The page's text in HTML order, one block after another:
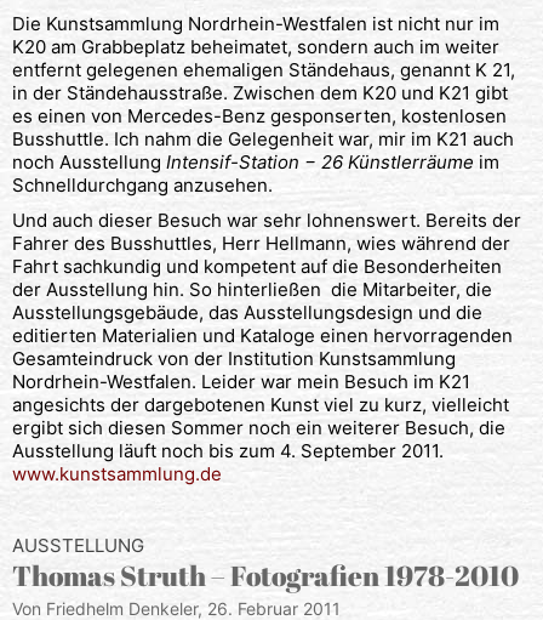
Die Kunstsammlung Nordrhein-Westfalen ist nicht nur im
K20 am Grabbeplatz beheimatet, sondern auch im weiter
entfernt gelegenen ehemaligen Ständehaus, genannt K 21,
in der Ständehausstraße. Zwischen dem K20 und K21 gibt
es einen von Mercedes-Benz gesponserten, kostenlosen
Busshuttle. Ich nahm die Gelegenheit war, mir im K21 auch
noch Ausstellung Intensif-Station − 26 Künstlerräume im
Schnelldurchgang anzusehen.
Und auch dieser Besuch war sehr lohnenswert. Bereits der
Fahrer des Busshuttles, Herr Hellmann, wies während der
Fahrt sachkundig und kompetent auf die Besonderheiten
der Ausstellung hin. So hinterließen die Mitarbeiter, die
Ausstellungsgebäude, das Ausstellungsdesign und die
editierten Materialien und Kataloge einen hervorragenden
Gesamteindruck von der Institution Kunstsammlung
Nordrhein-Westfalen. Leider war mein Besuch im K21
angesichts der dargebotenen Kunst viel zu kurz, vielleicht
ergibt sich diesen Sommer noch ein weiterer Besuch, die
Ausstellung läuft noch bis zum 4. September 2011.
www.kunstsammlung.de
AUSSTELLUNG
Thomas Struth – Fotografien 1978-2010
Von Friedhelm Denkeler, 26. Februar 2011